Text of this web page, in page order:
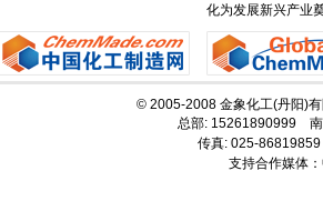
化为发展新兴产业
© 2005-2008 金象化工(丹阳)
总部: 15261890999
传真: 025-
支持合作媒体：